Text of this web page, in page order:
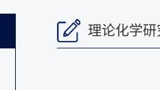
理论化学研